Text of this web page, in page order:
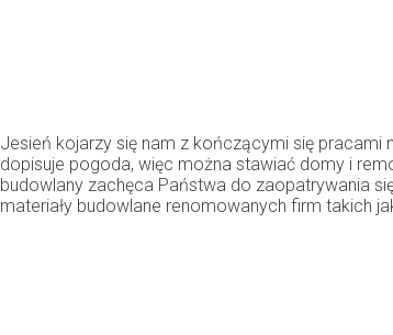
Jesień kojarzy się nam z kończącymi się pracami
dopisuje pogoda, więc można stawiać domy i
budowlany zachęca Państwa do zaopatrywania
materiały budowlane renomowanych firm takich